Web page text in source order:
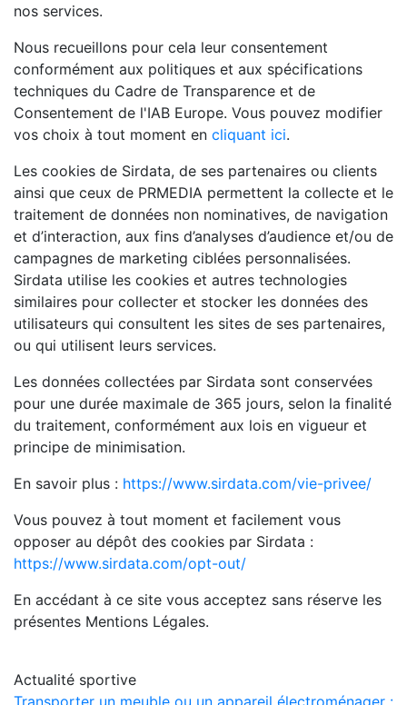
nos services.
Nous recueillons pour cela leur consentement
conformément aux politiques et aux spécifications
techniques du Cadre de Transparence et de
Consentement de l'IAB Europe. Vous pouvez modifier
vos choix à tout moment en cliquant ici.
Les cookies de Sirdata, de ses partenaires ou clients
ainsi que ceux de PRMEDIA permettent la collecte et le
traitement de données non nominatives, de navigation
et d’interaction, aux fins d’analyses d’audience et/ou de
campagnes de marketing ciblées personnalisées.
Sirdata utilise les cookies et autres technologies
similaires pour collecter et stocker les données des
utilisateurs qui consultent les sites de ses partenaires,
ou qui utilisent leurs services.
Les données collectées par Sirdata sont conservées
pour une durée maximale de 365 jours, selon la finalité
du traitement, conformément aux lois en vigueur et
principe de minimisation.
En savoir plus : https://www.sirdata.com/vie-privee/
Vous pouvez à tout moment et facilement vous
opposer au dépôt des cookies par Sirdata :
https://www.sirdata.com/opt-out/
En accédant à ce site vous acceptez sans réserve les
présentes Mentions Légales.
Actualité sportive
Transporter un meuble ou un appareil électroménager :